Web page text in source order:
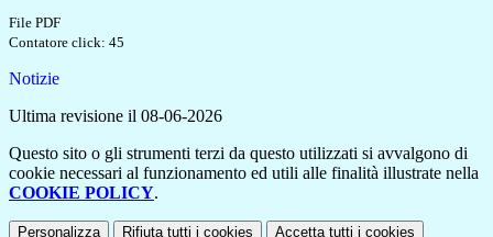
File PDF
Contatore click: 45
Notizie
Ultima revisione il 08-06-2026
Questo sito o gli strumenti terzi da questo utilizzati si avvalgono di
cookie necessari al funzionamento ed utili alle finalità illustrate nella
COOKIE POLICY.
Personalizza Rifiuta tutti i cookies Accetta tutti i cookies